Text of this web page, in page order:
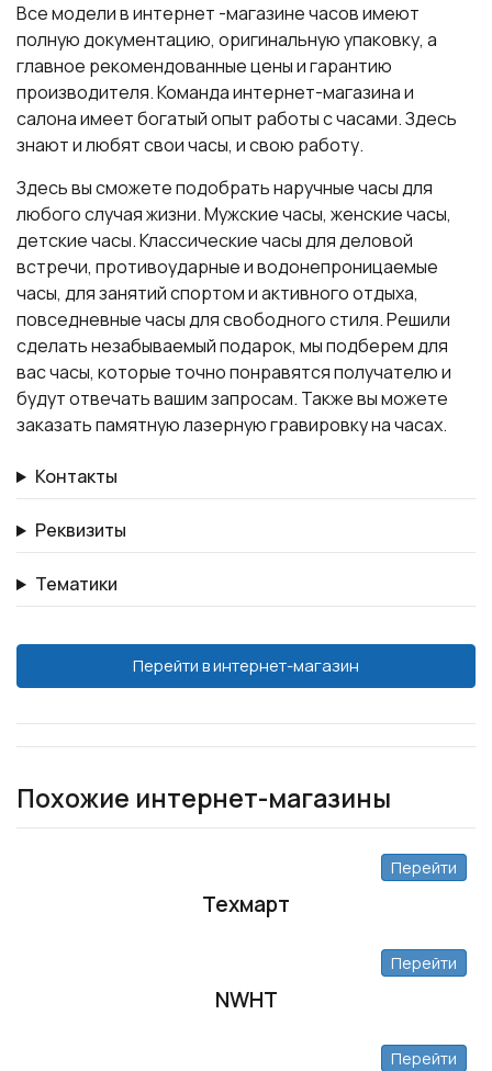
Все модели в интернет -магазине часов имеют
полную документацию, оригинальную упаковку, а
главное рекомендованные цены и гарантию
производителя. Команда интернет-магазина и
салона имеет богатый опыт работы с часами. Здесь
знают и любят свои часы, и свою работу.
Здесь вы сможете подобрать наручные часы для
любого случая жизни. Мужские часы, женские часы,
детские часы. Классические часы для деловой
встречи, противоударные и водонепроницаемые
часы, для занятий спортом и активного отдыха,
повседневные часы для свободного стиля. Решили
сделать незабываемый подарок, мы подберем для
вас часы, которые точно понравятся получателю и
будут отвечать вашим запросам. Также вы можете
заказать памятную лазерную гравировку на часах.
Контакты
Реквизиты
Тематики
Перейти в интернет-магазин
Похожие интернет-магазины
Техмарт
Перейти
NWHT
Перейти
Перейти